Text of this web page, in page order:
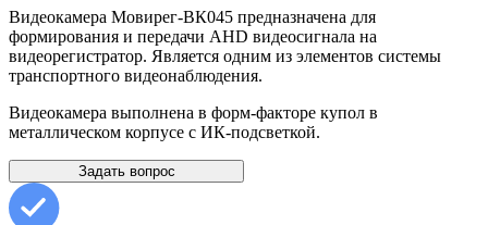
Видеокамера Мовирег-ВК045 предназначена для
формирования и передачи AHD видеосигнала на
видеорегистратор. Является одним из элементов системы
транспортного видеонаблюдения.
Видеокамера выполнена в форм-факторе купол в
металлическом корпусе с ИК-подсветкой.
Задать вопрос